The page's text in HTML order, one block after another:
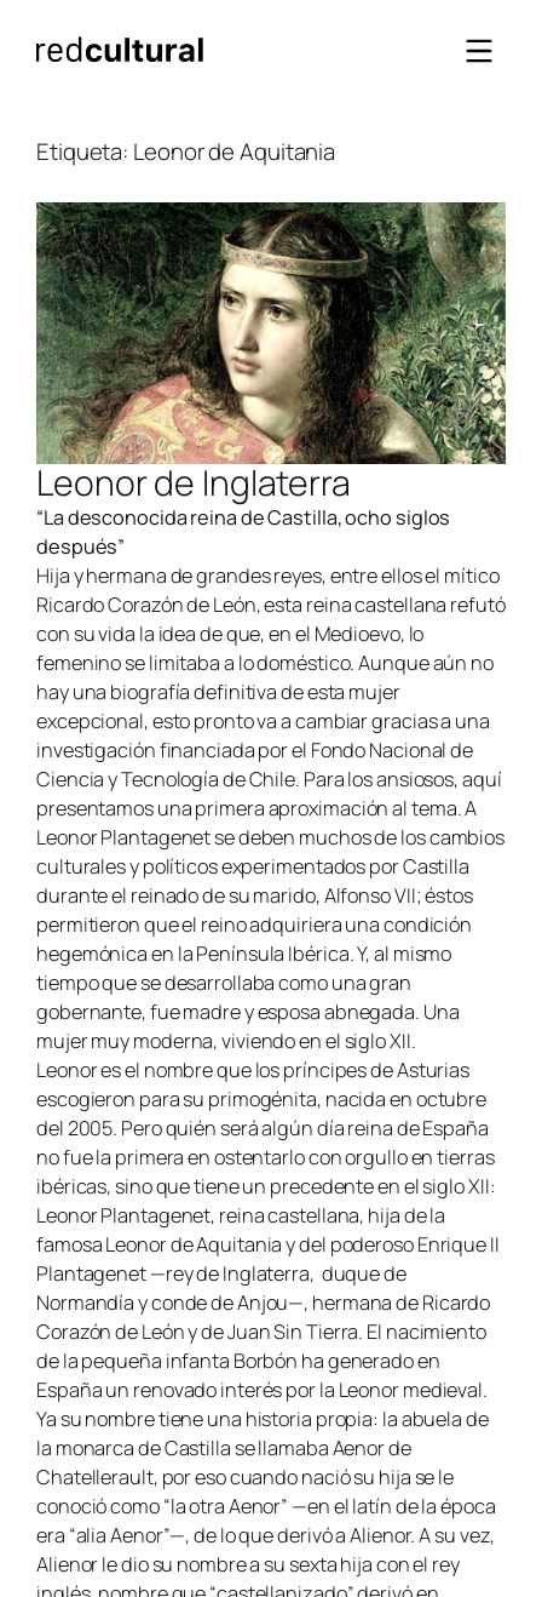
Etiqueta: Leonor de Aquitania
Leonor de Inglaterra
“La desconocida reina de Castilla, ocho siglos
después”
Hija y hermana de grandes reyes, entre ellos el mítico
Ricardo Corazón de León, esta reina castellana refutó
con su vida la idea de que, en el Medioevo, lo
femenino se limitaba a lo doméstico. Aunque aún no
hay una biografía definitiva de esta mujer
excepcional, esto pronto va a cambiar gracias a una
investigación financiada por el Fondo Nacional de
Ciencia y Tecnología de Chile. Para los ansiosos, aquí
presentamos una primera aproximación al tema. A
Leonor Plantagenet se deben muchos de los cambios
culturales y políticos experimentados por Castilla
durante el reinado de su marido, Alfonso VII; éstos
permitieron que el reino adquiriera una condición
hegemónica en la Península Ibérica. Y, al mismo
tiempo que se desarrollaba como una gran
gobernante, fue madre y esposa abnegada. Una
mujer muy moderna, viviendo en el siglo XII.
Leonor es el nombre que los príncipes de Asturias
escogieron para su primogénita, nacida en octubre
del 2005. Pero quién será algún día reina de España
no fue la primera en ostentarlo con orgullo en tierras
ibéricas, sino que tiene un precedente en el siglo XII:
Leonor Plantagenet, reina castellana, hija de la
famosa Leonor de Aquitania y del poderoso Enrique II
Plantagenet —rey de Inglaterra, duque de
Normandía y conde de Anjou—, hermana de Ricardo
Corazón de León y de Juan Sin Tierra. El nacimiento
de la pequeña infanta Borbón ha generado en
España un renovado interés por la Leonor medieval.
Ya su nombre tiene una historia propia: la abuela de
la monarca de Castilla se llamaba Aenor de
Chatellerault, por eso cuando nació su hija se le
conoció como “la otra Aenor” —en el latín de la época
era “alia Aenor”—, de lo que derivó a Alienor. A su vez,
Alienor le dio su nombre a su sexta hija con el rey